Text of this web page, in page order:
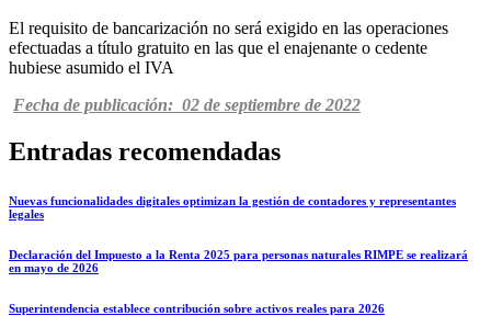
El requisito de bancarización no será exigido en las operaciones
efectuadas a título gratuito en las que el enajenante o cedente
hubiese asumido el IVA
Fecha de publicación: 02 de septiembre de 2022
Entradas recomendadas
Nuevas funcionalidades digitales optimizan la gestión de contadores y representantes
legales
Declaración del Impuesto a la Renta 2025 para personas naturales RIMPE se realizará
en mayo de 2026
Superintendencia establece contribución sobre activos reales para 2026